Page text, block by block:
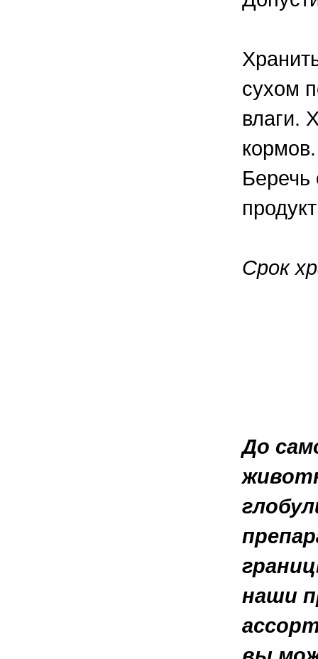
сухом
влаги.
кормов.
Беречь
Срок
До
наши